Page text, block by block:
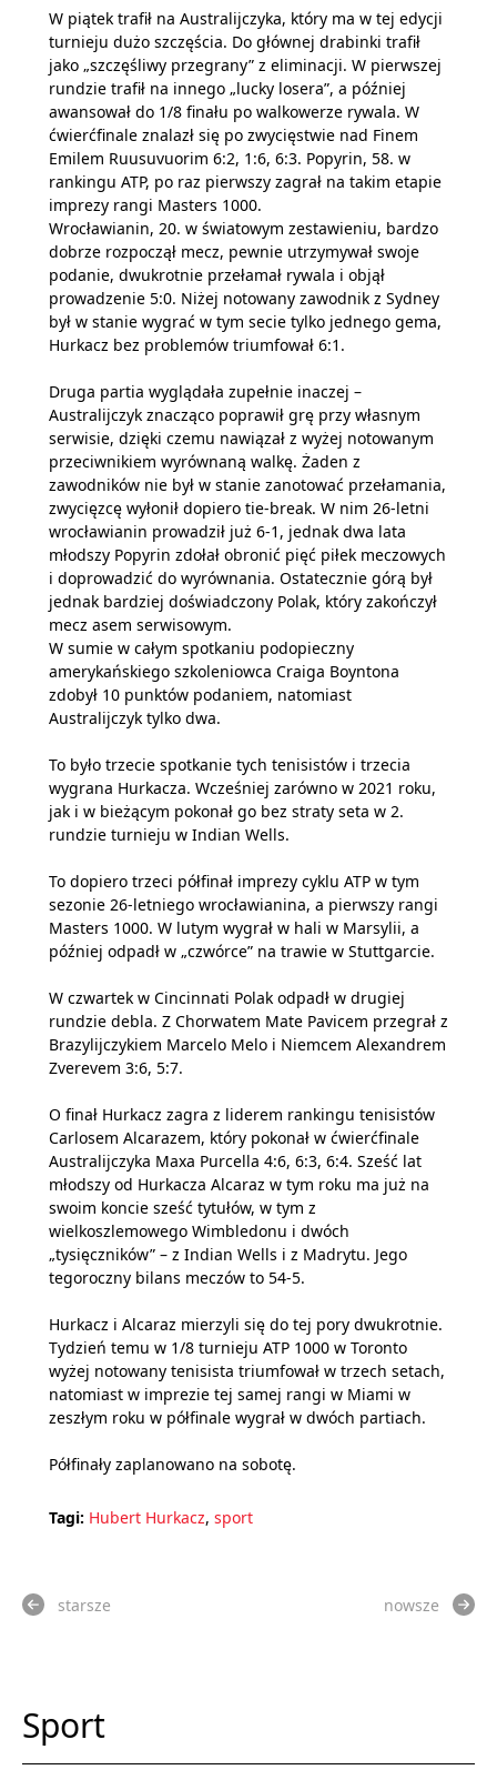
W piątek trafił na Australijczyka, który ma w tej edycji
turnieju dużo szczęścia. Do głównej drabinki trafił
jako „szczęśliwy przegrany” z eliminacji. W pierwszej
rundzie trafił na innego „lucky losera”, a później
awansował do 1/8 finału po walkowerze rywala. W
ćwierćfinale znalazł się po zwycięstwie nad Finem
Emilem Ruusuvuorim 6:2, 1:6, 6:3. Popyrin, 58. w
rankingu ATP, po raz pierwszy zagrał na takim etapie
imprezy rangi Masters 1000.
Wrocławianin, 20. w światowym zestawieniu, bardzo
dobrze rozpoczął mecz, pewnie utrzymywał swoje
podanie, dwukrotnie przełamał rywala i objął
prowadzenie 5:0. Niżej notowany zawodnik z Sydney
był w stanie wygrać w tym secie tylko jednego gema,
Hurkacz bez problemów triumfował 6:1.
Druga partia wyglądała zupełnie inaczej –
Australijczyk znacząco poprawił grę przy własnym
serwisie, dzięki czemu nawiązał z wyżej notowanym
przeciwnikiem wyrównaną walkę. Żaden z
zawodników nie był w stanie zanotować przełamania,
zwycięzcę wyłonił dopiero tie-break. W nim 26-letni
wrocławianin prowadził już 6-1, jednak dwa lata
młodszy Popyrin zdołał obronić pięć piłek meczowych
i doprowadzić do wyrównania. Ostatecznie górą był
jednak bardziej doświadczony Polak, który zakończył
mecz asem serwisowym.
W sumie w całym spotkaniu podopieczny
amerykańskiego szkoleniowca Craiga Boyntona
zdobył 10 punktów podaniem, natomiast
Australijczyk tylko dwa.
To było trzecie spotkanie tych tenisistów i trzecia
wygrana Hurkacza. Wcześniej zarówno w 2021 roku,
jak i w bieżącym pokonał go bez straty seta w 2.
rundzie turnieju w Indian Wells.
To dopiero trzeci półfinał imprezy cyklu ATP w tym
sezonie 26-letniego wrocławianina, a pierwszy rangi
Masters 1000. W lutym wygrał w hali w Marsylii, a
później odpadł w „czwórce” na trawie w Stuttgarcie.
W czwartek w Cincinnati Polak odpadł w drugiej
rundzie debla. Z Chorwatem Mate Pavicem przegrał z
Brazylijczykiem Marcelo Melo i Niemcem Alexandrem
Zverevem 3:6, 5:7.
O finał Hurkacz zagra z liderem rankingu tenisistów
Carlosem Alcarazem, który pokonał w ćwierćfinale
Australijczyka Maxa Purcella 4:6, 6:3, 6:4. Sześć lat
młodszy od Hurkacza Alcaraz w tym roku ma już na
swoim koncie sześć tytułów, w tym z
wielkoszlemowego Wimbledonu i dwóch
„tysięczników” – z Indian Wells i z Madrytu. Jego
tegoroczny bilans meczów to 54-5.
Hurkacz i Alcaraz mierzyli się do tej pory dwukrotnie.
Tydzień temu w 1/8 turnieju ATP 1000 w Toronto
wyżej notowany tenisista triumfował w trzech setach,
natomiast w imprezie tej samej rangi w Miami w
zeszłym roku w półfinale wygrał w dwóch partiach.
Półfinały zaplanowano na sobotę.
Tagi: Hubert Hurkacz, sport
starsze nowsze
Sport